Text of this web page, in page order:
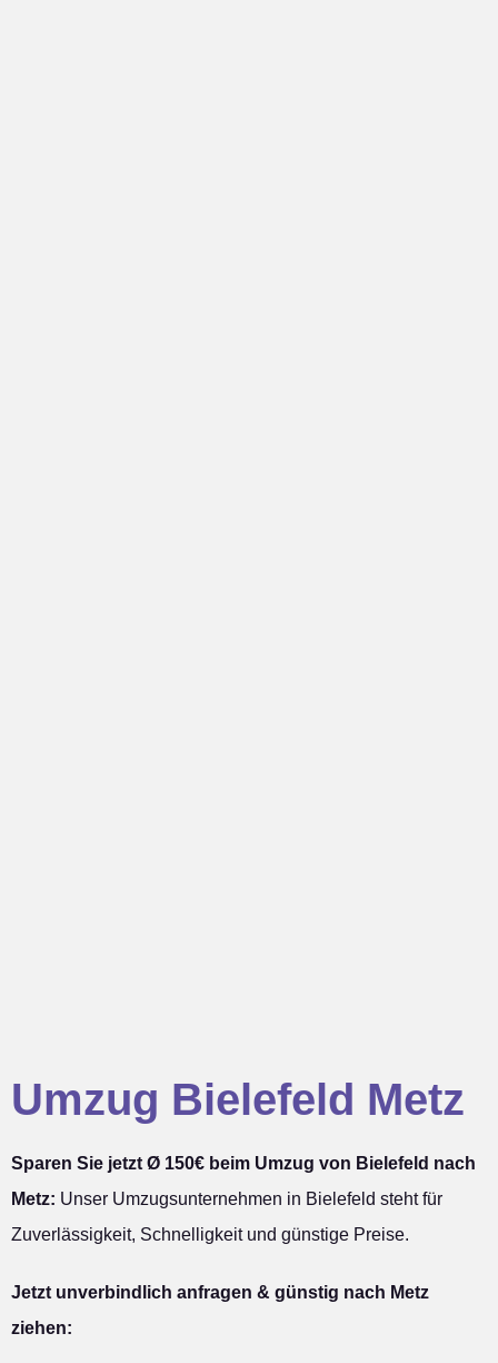
Umzug Bielefeld Metz
Sparen Sie jetzt Ø 150€ beim Umzug von Bielefeld nach
Metz: Unser Umzugsunternehmen in Bielefeld steht für
Zuverlässigkeit, Schnelligkeit und günstige Preise.
Jetzt unverbindlich anfragen & günstig nach Metz
ziehen: